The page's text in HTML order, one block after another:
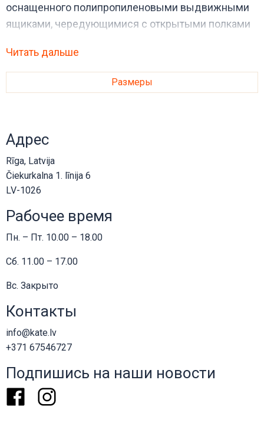
оснащенного полипропиленовыми выдвижными
ящиками, чередующимися с открытыми полками
оснащена тремя выдвижными ящиками со
встроенными ручками и вращающимися
блокируемыми колесиками.
Читать дальше
Размеры
Адрес
Rīga, Latvija
Čiekurkalna 1. līnija 6
LV-1026
Рабочее время
Пн. – Пт. 10.00 – 18.00
Сб. 11.00 – 17.00
Вс. Закрыто
Контакты
info@kate.lv
+371 67546727
Подпишись на наши новости
FacebookInstagram